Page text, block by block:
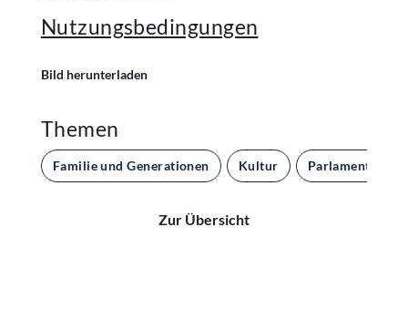
Nutzungsbedingungen
Bild herunterladen
Themen
Familie und Generationen Kultur Parlament und
Zur Übersicht